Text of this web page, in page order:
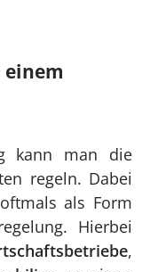
kann man die
regeln. Dabei
als Form
Hierbei
,